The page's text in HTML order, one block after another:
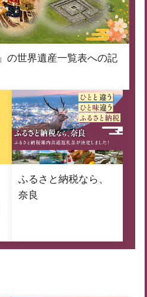
の世界遺産一覧表への記
ふるさと納税なら、
奈良